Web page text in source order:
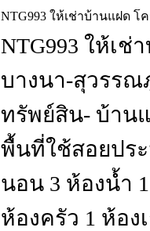
NTG993 ให้เช่าบ้านแฝด
NTG993 ให้เช่
บางนา-สุวรรณ
ทรัพย์สิน- บ้าน
พื้นที่ใช้สอยประ
นอน 3 ห้องน้ำ
ห้องครัว 1 ห้อ